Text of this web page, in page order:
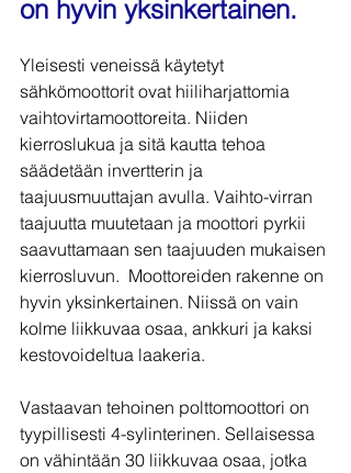
on hyvin yksinkertainen.
Yleisesti veneissä käytetyt
sähkömoottorit ovat hiiliharjattomia
vaihtovirtamoottoreita. Niiden
kierroslukua ja sitä kautta tehoa
säädetään invertterin ja
taajuusmuuttajan avulla. Vaihto-virran
taajuutta muutetaan ja moottori pyrkii
saavuttamaan sen taajuuden mukaisen
kierrosluvun.  Moottoreiden rakenne on
hyvin yksinkertainen. Niissä on vain
kolme liikkuvaa osaa, ankkuri ja kaksi
kestovoideltua laakeria.
Vastaavan tehoinen polttomoottori on
tyypillisesti 4-sylinterinen. Sellaisessa
on vähintään 30 liikkuvaa osaa, jotka